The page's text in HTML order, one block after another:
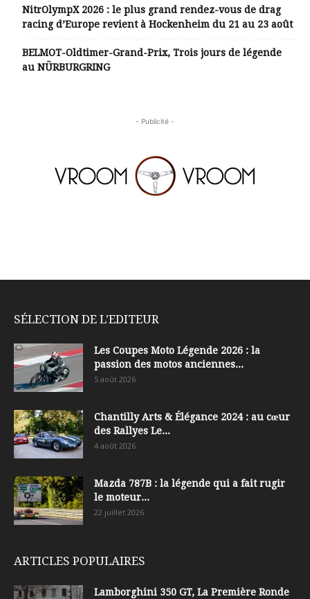
NitrOlympX 2026 : le plus grand rendez-vous de drag
racing d’Europe revient à Hockenheim du 21 au 23 août
BELMOT-Oldtimer-Grand-Prix, Trois jours de légende
au NÜRBURGRING
- Publicité -
SÉLECTION DE L'EDITEUR
Les Coupes Moto Légende 2026 : la
passion des motos anciennes...
5 août 2026
Chantilly Arts & Élégance 2024 : au cœur
des Rallyes Le...
4 août 2026
Mazda 787B : la légende qui a fait rugir
le moteur...
22 juillet 2026
ARTICLES POPULAIRES
Lamborghini 350 GT, La Première Ronde